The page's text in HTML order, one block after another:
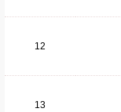
12
13